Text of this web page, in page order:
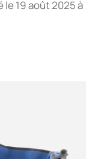
le 19 août 2025 à